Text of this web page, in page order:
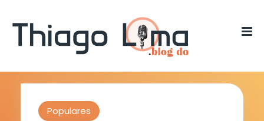
Populares